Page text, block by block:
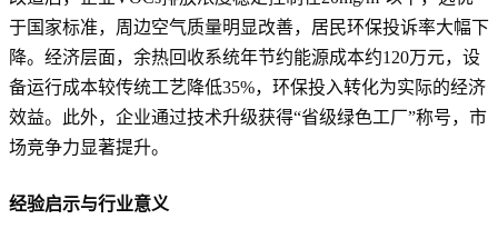
于国家标准，周边空气质量明显改善，居民环保投诉率大幅下
降。经济层面，余热回收系统年节约能源成本约120万元，设
备运行成本较传统工艺降低35%，环保投入转化为实际的经济
效益。此外，企业通过技术升级获得“省级绿色工厂”称号，市
场竞争力显著提升。
经验启示与行业意义